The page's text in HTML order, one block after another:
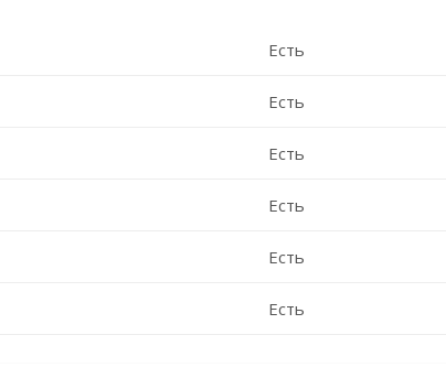
Есть
Есть
Есть
Есть
Есть
Есть